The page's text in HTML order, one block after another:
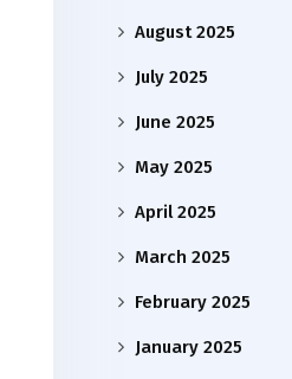
August 2025
July 2025
June 2025
May 2025
April 2025
March 2025
February 2025
January 2025